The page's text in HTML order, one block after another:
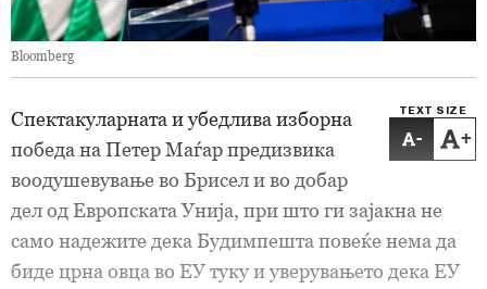
Bloomberg
TEXT SIZE
- +
Спектакуларната и убедлива изборна
победа на Петер Маѓар предизвика
воодушевување во Брисел и во добар
дел од Европската Унија, при што ги зајакна не
само надежите дека Будимпешта повеќе нема да
биде црна овца во ЕУ туку и уверувањето дека ЕУ